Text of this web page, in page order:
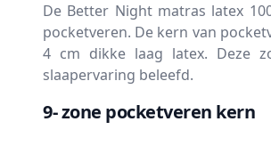
De Better Night matras latex
pocketveren. De kern van
4 cm dikke laag latex. Deze
slaapervaring beleefd.
9- zone pocketveren kern